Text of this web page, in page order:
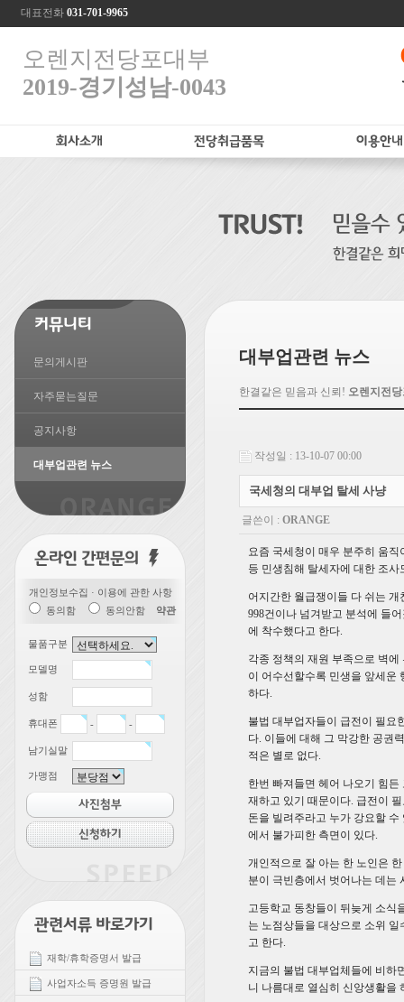
대표전화 031-701-9965
오렌지전당포대부
2019-경기성남-0043
문의게시판
자주묻는질문
공지사항
대부업관련 뉴스
개인정보수집 · 이용에 관한 사항
동의함
동의안함 약관
물품구분
모델명
성함
휴대폰 - -
남기실말
가맹점
재학/휴학증명서 발급
사업자소득 증명원 발급
대부업관련 뉴스
한결같은 믿음과 신뢰! 오렌지전
작성일 : 13-10-07 00:00
국세청의 대부업 탈세 사냥
글쓴이 : ORANGE
요즘 국세청이 매우 분주히 움
등 민생침해 탈세자에 대한 조
어지간한 월급쟁이들 다 쉬는
998건이나 넘겨받고 분석에 들
에 착수했다고 한다.
각종 정책의 재원 부족으로 벽
이 어수선할수록 민생을 앞세운
하다.
불법 대부업자들이 급전이 필요
다. 이들에 대해 그 막강한 공권
적은 별로 없다.
한번 빠져들면 헤어 나오기 힘
재하고 있기 때문이다. 급전이
돈을 빌려주라고 누가 강요할
에서 불가피한 측면이 있다.
개인적으로 잘 아는 한 노인은
분이 극빈층에서 벗어나는 데는
고등학교 동창들이 뒤늦게 소식
는 노점상들을 대상으로 소위
고 한다.
지금의 불법 대부업체들에 비하
니 나름대로 열심히 신앙생활을